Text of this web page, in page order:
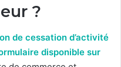
?
de cessation d’activité
disponible sur